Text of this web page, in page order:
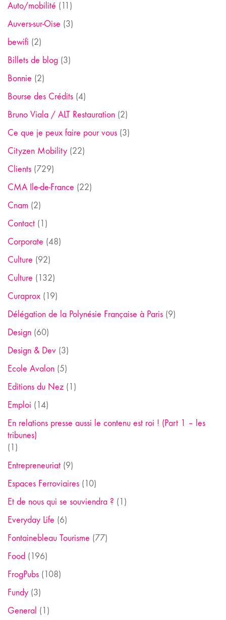
Auto/mobilité (11)
Auvers-sur-Oise (3)
bewifi (2)
Billets de blog (3)
Bonnie (2)
Bourse des Crédits (4)
Bruno Viala / ALT Restauration (2)
Ce que je peux faire pour vous (3)
Cityzen Mobility (22)
Clients (729)
CMA Ile-de-France (22)
Cnam (2)
Contact (1)
Corporate (48)
Culture (92)
Culture (132)
Curaprox (19)
Délégation de la Polynésie Française à Paris (9)
Design (60)
Design & Dev (3)
Ecole Avalon (5)
Editions du Nez (1)
Emploi (14)
En relations presse aussi le contenu est roi ! (Part 1 – les
tribunes)
(1)
Entrepreneuriat (9)
Espaces Ferroviaires (10)
Et de nous qui se souviendra ? (1)
Everyday Life (6)
Fontainebleau Tourisme (77)
Food (196)
FrogPubs (108)
Fundy (3)
General (1)